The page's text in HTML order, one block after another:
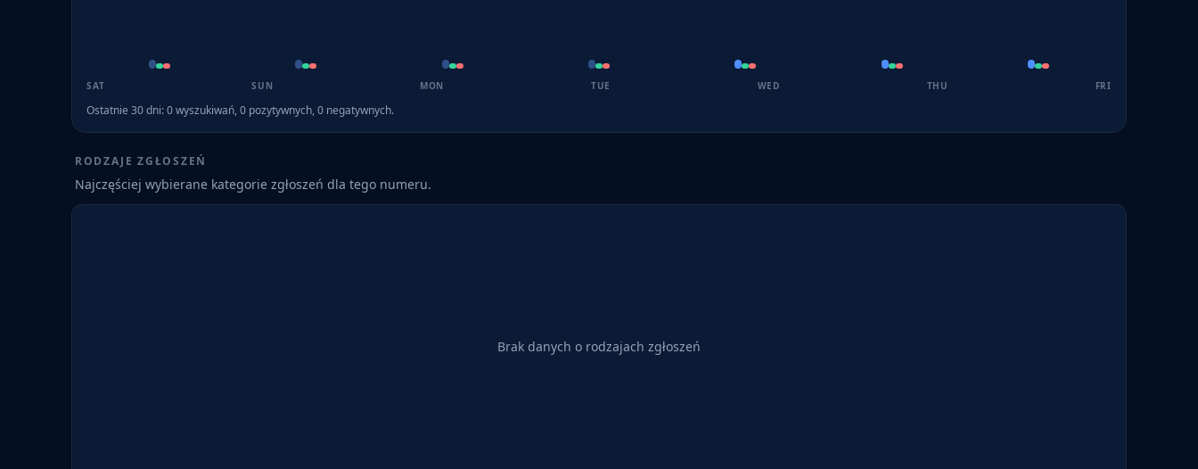
SAT SUN MON TUE WED THU FRI
Ostatnie 30 dni:0wyszukiwań,0 pozytywnych,0 negatywnych.
RODZAJE ZGŁOSZEŃ
Najczęściej wybierane kategorie zgłoszeń dla tego numeru.
Brak danych o rodzajach zgłoszeń